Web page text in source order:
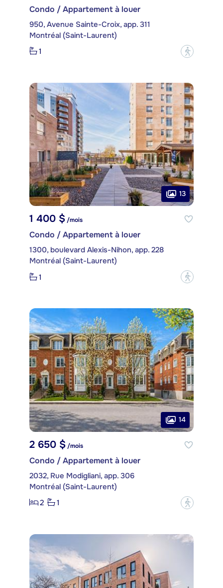
Condo / Appartement à louer
950, Avenue Sainte-Croix, app. 311
Montréal (Saint-Laurent)
1
?
13
1 400 $/mois
Condo / Appartement à louer
1300, boulevard Alexis-Nihon, app. 228
Montréal (Saint-Laurent)
1
?
14
2 650 $ /mois
Condo / Appartement à louer
2032, Rue Modigliani, app. 306
Montréal (Saint-Laurent)
2
1 ?